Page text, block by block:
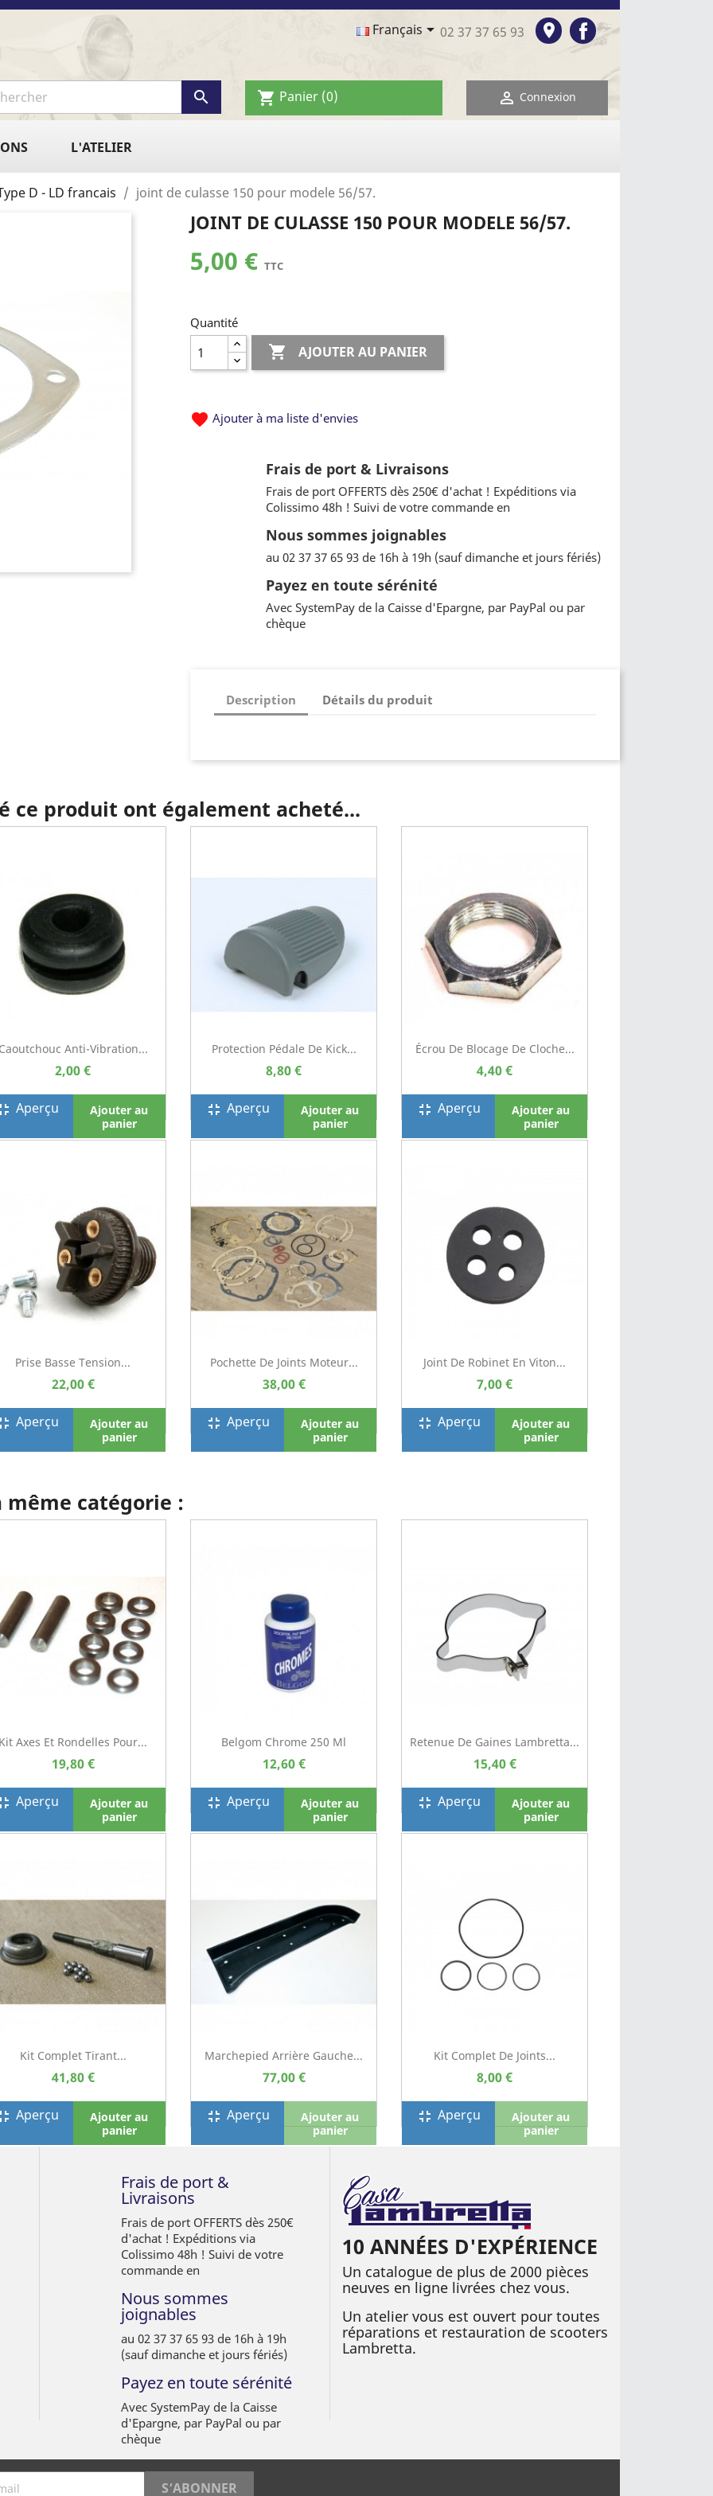
Français 02 37 37 65 93 room Facebook
 shopping_cart Panier (0)  Connexion
L'ATELIER
D - LD francais joint de culasse 150 pour modele 56/57.
JOINT DE CULASSE 150 POUR MODELE 56/57.
5,00 € TTC
Quantité
 AJOUTER AU PANIER
favorite Ajouter à ma liste d'envies
Frais de port & Livraisons
Frais de port OFFERTS dès 250€ d'achat ! Expéditions via
Colissimo 48h ! Suivi de votre commande en
Nous sommes joignables
au 02 37 37 65 93 de 16h à 19h (sauf dimanche et jours fériés)
Payez en toute sérénité
Avec SystemPay de la Caisse d'Epargne, par PayPal ou par
chèque
Description Détails du produit
ce produit ont également acheté...
Caoutchouc Anti-Vibration...
2,00 €
Aperçu
Ajouter au
panier
Protection Pédale De Kick...
8,80 €
fullscreen_exit Aperçu
Ajouter au
panier
Écrou De Blocage De Cloche...
4,40 €
fullscreen_exit Aperçu
Ajouter au
panier
Prise Basse Tension...
22,00 €
Aperçu
Ajouter au
panier
Pochette De Joints Moteur...
38,00 €
fullscreen_exit Aperçu
Ajouter au
panier
Joint De Robinet En Viton...
7,00 €
fullscreen_exit Aperçu
Ajouter au
panier
même catégorie :
Kit Axes Et Rondelles Pour...
19,80 €
Aperçu
Ajouter au
panier
Belgom Chrome 250 Ml
12,60 €
fullscreen_exit Aperçu
Ajouter au
panier
Retenue De Gaines Lambretta...
15,40 €
fullscreen_exit Aperçu
Ajouter au
panier
Kit Complet Tirant...
41,80 €
Aperçu
Ajouter au
panier
Marchepied Arrière Gauche...
77,00 €
fullscreen_exit Aperçu
Ajouter au
panier
Kit Complet De Joints...
8,00 €
fullscreen_exit Aperçu
Ajouter au
panier
Frais de port &
Livraisons
Frais de port OFFERTS dès 250€
d'achat ! Expéditions via
Colissimo 48h ! Suivi de votre
commande en
Nous sommes
joignables
au 02 37 37 65 93 de 16h à 19h
(sauf dimanche et jours fériés)
Payez en toute sérénité
Avec SystemPay de la Caisse
d'Epargne, par PayPal ou par
chèque
10 ANNÉES D'EXPÉRIENCE
Un catalogue de plus de 2000 pièces
neuves en ligne livrées chez vous.
Un atelier vous est ouvert pour toutes
réparations et restauration de scooters
Lambretta.